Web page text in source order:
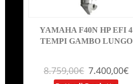
YAMAHA F40N HP EFI 4
TEMPI GAMBO LUNGO
8.759,00€ 7.400,00€